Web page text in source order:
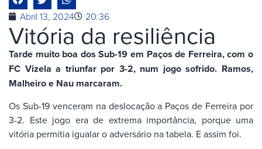
Abril 13, 2024 20:36
Vitória da resiliência
Tarde muito boa dos Sub-19 em Paços de Ferreira, com o
FC Vizela a triunfar por 3-2, num jogo sofrido. Ramos,
Malheiro e Nau marcaram.
Os Sub-19 venceram na deslocação a Paços de Ferreira por
3-2. Este jogo era de extrema importância, porque uma
vitória permitia igualar o adversário na tabela. E assim foi.